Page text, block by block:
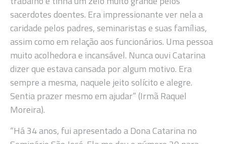
sacerdotes doentes. Era impressionante ver nela a
caridade pelos padres, seminaristas e suas famílias,
assim como em relação aos funcionários. Uma pessoa
muito acolhedora e incansável. Nunca ouvi Catarina
dizer que estava cansada por algum motivo. Era
sempre a mesma, naquele jeito solícito e alegre.
Sentia prazer mesmo em ajudar” (Irmã Raquel
Moreira).
“Há 34 anos, fui apresentado a Dona Catarina no